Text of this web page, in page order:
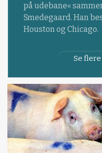
på udebane«
Smedegaard. Han
Houston og Chicago.
Se